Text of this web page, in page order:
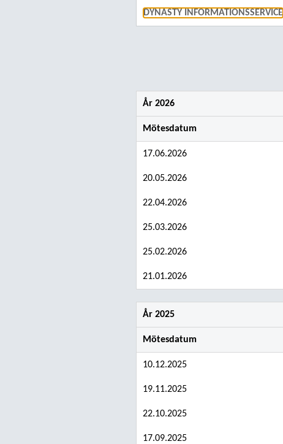
DYNASTY INFORMATIONSSERVICE
År 2026
Mötesdatum
17.06.2026
20.05.2026
22.04.2026
25.03.2026
25.02.2026
21.01.2026
År 2025
Mötesdatum
10.12.2025
19.11.2025
22.10.2025
17.09.2025